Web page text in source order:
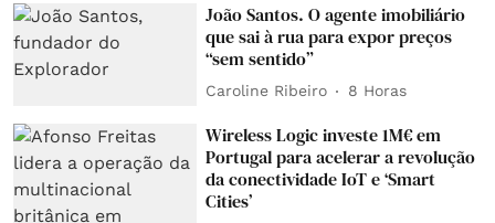
João Santos. O agente imobiliário
que sai à rua para expor preços
“sem sentido”
Caroline Ribeiro 8 Horas
Wireless Logic investe 1M€ em
Portugal para acelerar a revolução
da conectividade IoT e ‘Smart
Cities’